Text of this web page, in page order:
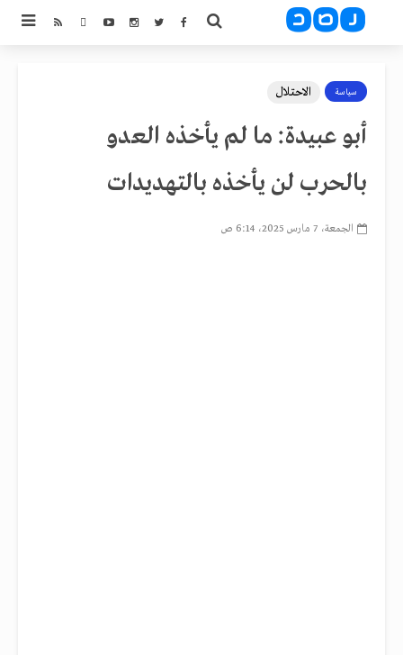
سياسة الاحتلال
أبو عبيدة: ما لم يأخذه العدو
بالحرب لن يأخذه بالتهديدات
الجمعة، 7 مارس 2025، 6:14 ص